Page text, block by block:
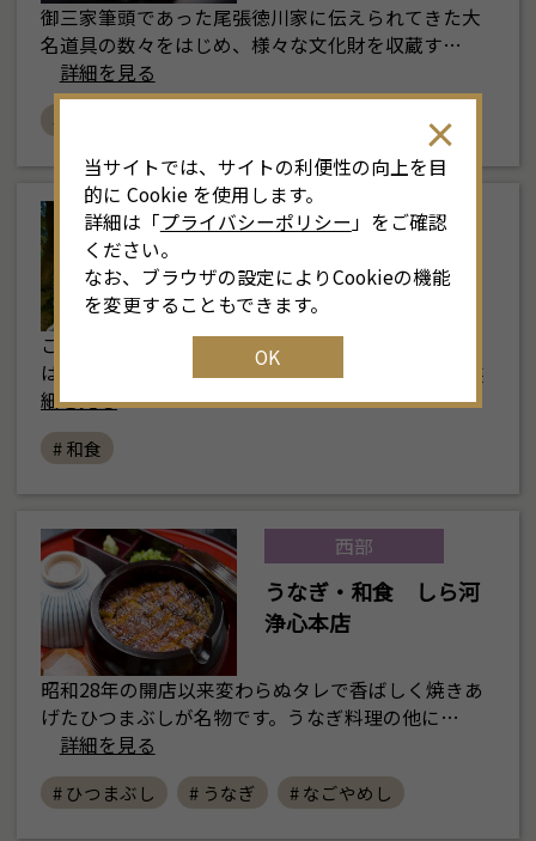
御三家筆頭であった尾張徳川家に伝えられてきた大
名道具の数々をはじめ、様々な文化財を収蔵す…
詳細を見る
# 和食
南部
賀城園
ここ夜寒の里は、名古屋市の旧別荘地。 「賀城園」
は、もと当地の豪族が明治37年頃に建てた別…
詳
細を見る
# 和食
西部
うなぎ・和食 しら河
浄心本店
昭和28年の開店以来変わらぬタレで香ばしく焼きあ
げたひつまぶしが名物です。うなぎ料理の他に…
詳細を見る
# ひつまぶし # うなぎ # なごやめし
当サイトでは、サイトの利便性の向上を目
的に Cookie を使用します。
詳細は「プライバシーポリシー 」をご確認
ください。
なお、ブラウザの設定によりCookieの機能
を変更することもできます。
OK